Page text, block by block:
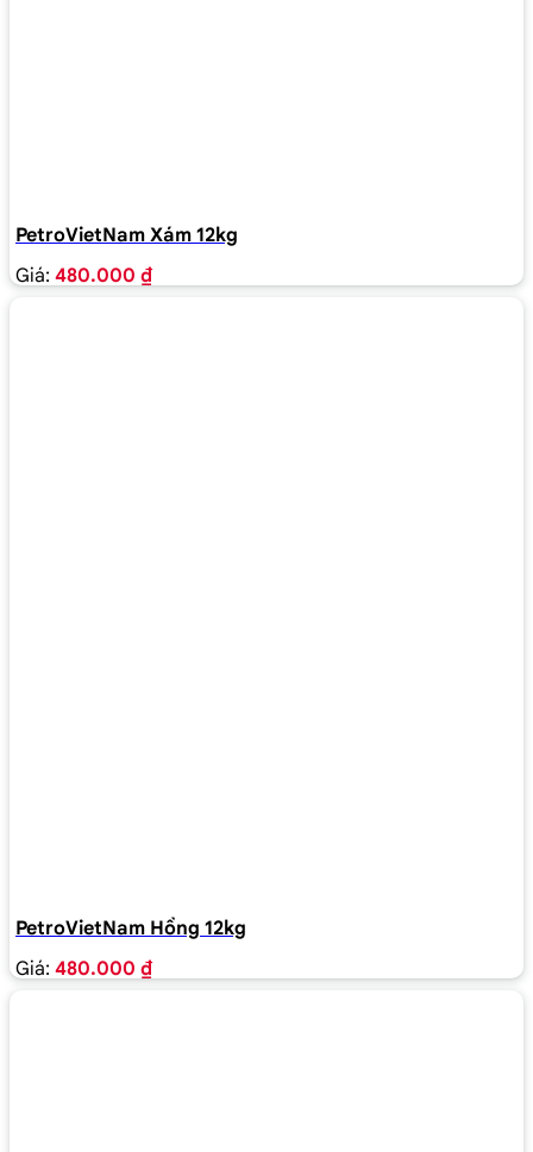
PetroVietNam Xám 12kg
Giá: 480.000 ₫
PetroVietNam Hồng 12kg
Giá: 480.000 ₫